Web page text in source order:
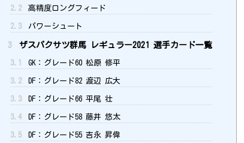
2.2 高精度ロングフィード
2.3 パワーシュート
3 ザスパクサツ群馬 レギュラー2021 選手カード一覧
3.1 GK：グレード60 松原 修平
3.2 DF：グレード82 渡辺 広大
3.3 DF：グレード66 平尾 壮
3.4 DF：グレード58 藤井 悠太
3.5 DF：グレード55 吉永 昇偉